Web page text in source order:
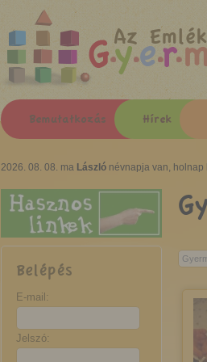
Az
Bemutatkozás Hírek
2026. 08. 08. ma László névnapja van, holnap
Belépés
E-mail:
Jelszó: